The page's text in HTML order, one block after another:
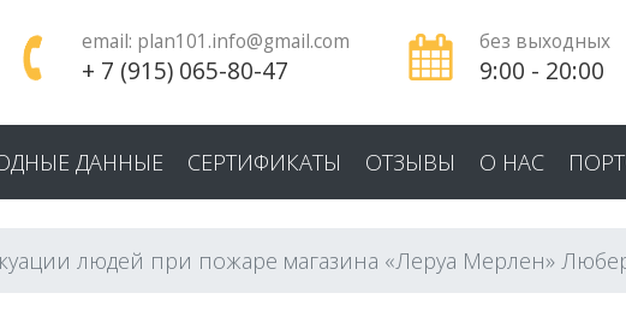
без выходных
9:00 - 20:00
email: plan101.info@gmail.com
+ 7 (915) 065-80-47
ДАННЫЕ СЕРТИФИКАТЫ ОТЗЫВЫ О НАС
людей при пожаре магазина «Леруа Мерлен»